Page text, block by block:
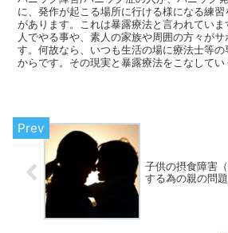
に、発作が起こる場所に行ける様になる練
があります。これは暴露療法と言われてい
人でやる事や、素人の家族や周囲の方々が
す。何故なら、いつも生活の場に療法士等
からです。その現実と暴露療法をこなしてい
子供の摂食障害
する為の親の問